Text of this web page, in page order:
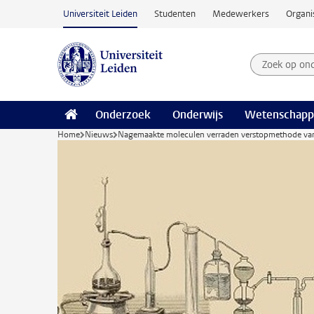
Ga naar hoofdinhoud
Universiteit Leiden Studenten Medewerkers
Zoek op
Zoekterm
Onderzoek Onderwijs
Home Nieuws Nagemaakte moleculen verraden verstopmethode